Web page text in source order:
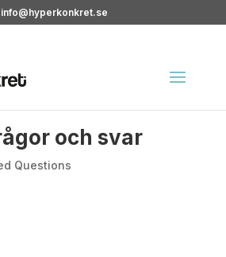
info@hyperkonkret.se
och svar
Questions